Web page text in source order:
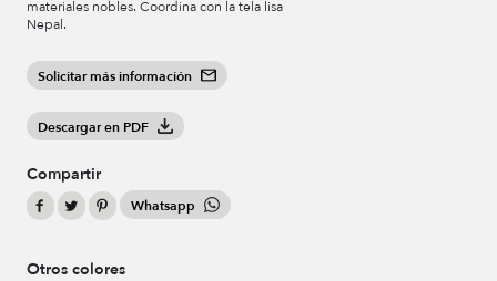
materiales nobles. Coordina con la tela lisa
Nepal.
Solicitar más información
Descargar en PDF
Compartir
Whatsapp
Otros colores